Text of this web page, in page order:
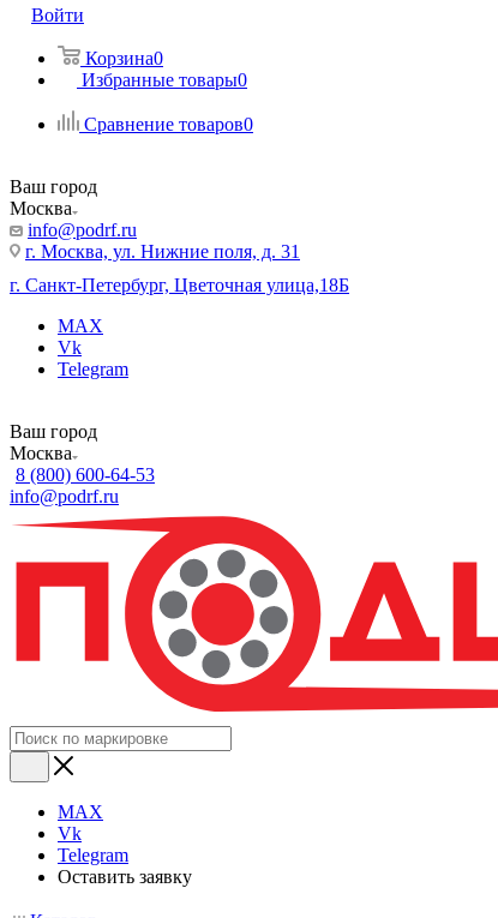
Войти
Корзина0
Избранные товары0
Сравнение товаров0
Ваш город
Москва
info@podrf.ru
г. Москва, ул. Нижние поля, д. 31
г. Санкт-Петербург, Цветочная улица,18Б
MAX
Vk
Telegram
Ваш город
Москва
8 (800) 600-64-53
info@podrf.ru
MAX
Vk
Telegram
Оставить заявку